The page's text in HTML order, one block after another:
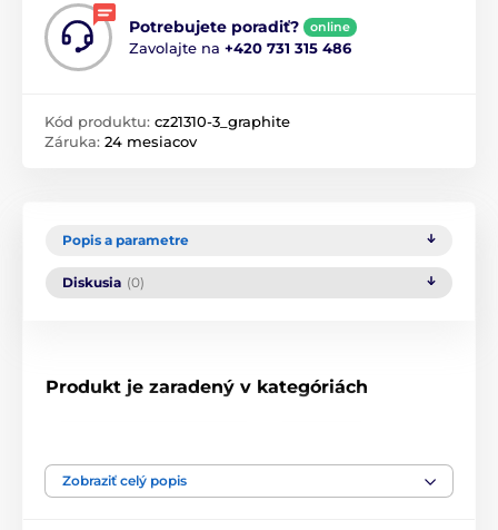
Potrebujete poradiť? online
Zavolajte na +420 731 315 486
Kód produktu: cz21310-3_graphite
Záruka: 24 mesiacov
Popis a parametre
Diskusia (0)
Produkt je zaradený v kategóriách
Zobraziť celý popis